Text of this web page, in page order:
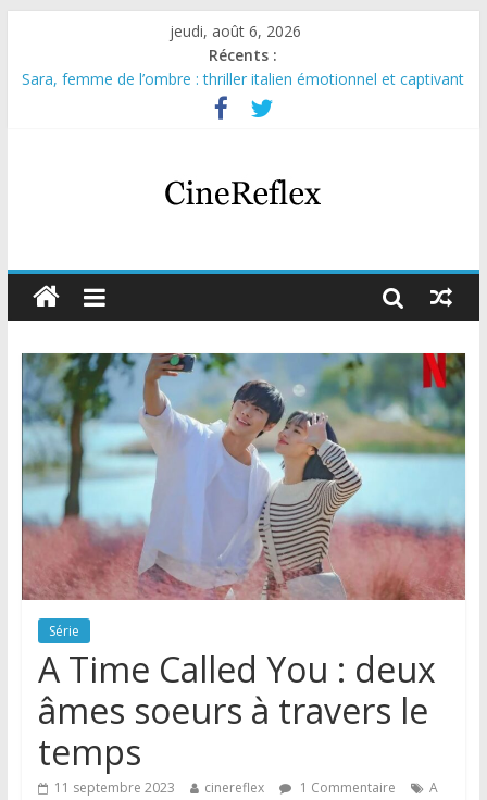
jeudi, août 6, 2026
Récents :
Sara, femme de l’ombre : thriller italien émotionnel et captivant
Journal d’une fille larguée : nouvelle série suédoise sur Netflix
Aema : mini-série sur le tournage d’un film érotique devenu
Glass Heart : excellente série musicale avec Takeru Satō
Olympo, saison 1 : nouvelle série qui séduira les fans de
Série
A Time Called You : deux
âmes soeurs à travers le
temps
11 septembre 2023 cinereflex 1 Commentaire
A